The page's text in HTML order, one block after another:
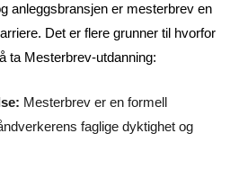
anleggsbransjen er mesterbrev en
Det er flere grunner til hvorfor
ta Mesterbrev-utdanning:
Mesterbrev er en formell
faglige dyktighet og